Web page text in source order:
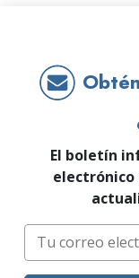
El boletín
electrónico